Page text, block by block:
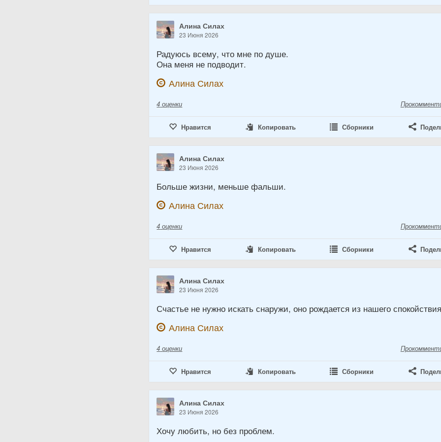
Алина Силах
23 Июня 2026
Радуюсь всему, что мне по душе.
Она меня не подводит.
Алина Силах
4 оценки
Нравится Копировать Сборники
Алина Силах
23 Июня 2026
Больше жизни, меньше фальши.
Алина Силах
4 оценки
Нравится Копировать Сборники
Алина Силах
23 Июня 2026
Счастье не нужно искать снаружи, оно рождается из нашего
Алина Силах
4 оценки
Нравится Копировать Сборники
Алина Силах
23 Июня 2026
Хочу любить, но без проблем.